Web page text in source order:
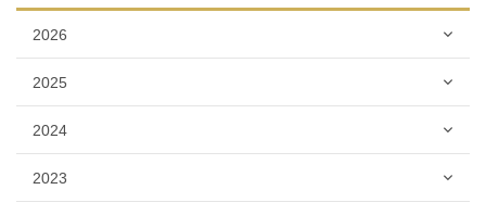
2026
2025
2024
2023